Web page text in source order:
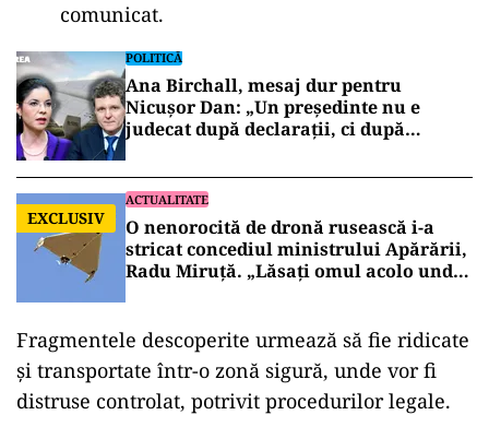
comunicat.
POLITICĂ
Ana Birchall, mesaj dur pentru
Nicușor Dan: „Un președinte nu e
judecat după declarații, ci după
EXCLUSIV
ACTUALITATE
O nenorocită de dronă rusească i-a
stricat concediul ministrului Apărării,
Radu Miruță. „Lăsați omul acolo unde
Fragmentele descoperite urmează să fie ridicate
și transportate într-o zonă sigură, unde vor fi
distruse controlat, potrivit procedurilor legale.